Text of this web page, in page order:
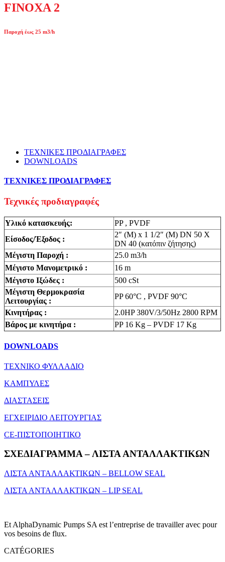
FINOXA 2
Παροχή έως 25 m3/h
ΤΕΧΝΙΚΕΣ ΠΡΟΔΙΑΓΡΑΦΕΣ
DOWNLOADS
ΤΕΧΝΙΚΕΣ ΠΡΟΔΙΑΓΡΑΦΕΣ
Τεχνικές προδιαγραφές
Υλικό κατασκευής:
PP , PVDF
Είσοδος/Έξοδος :
2″ (M) x 1 1/2″ (M) DN 50 X
DN 40 (κατόπιν ζήτησης)
Μέγιστη Παροχή :
25.0 m3/h
Μέγιστο Μανομετρικό :
16 m
Μέγιστο Ιξώδες :
500 cSt
Μέγιστη Θερμοκρασία
Λειτουργίας :
PP 60°C , PVDF 90°C
Κινητήρας :
2.0HP 380V/3/50Hz 2800 RPM
Βάρος με κινητήρα :
PP 16 Kg – PVDF 17 Kg
DOWNLOADS
ΤΕΧΝΙΚΟ ΦΥΛΛΑΔΙΟ
ΚΑΜΠΥΛΕΣ
ΔΙΑΣΤΑΣΕΙΣ
ΕΓΧΕΙΡΙΔΙΟ ΛΕΙΤΟΥΡΓΙΑΣ
CE-ΠΙΣΤΟΠΟΙΗΤΙΚΟ
ΣΧΕΔΙΑΓΡΑΜΜΑ – ΛΙΣΤΑ ΑΝΤΑΛΛΑΚΤΙΚΩΝ
ΛΙΣΤΑ ΑΝΤΑΛΛΑΚΤΙΚΩΝ – BELLOW SEAL
ΛΙΣΤΑ ΑΝΤΑΛΛΑΚΤΙΚΩΝ – LIP SEAL
Et AlphaDynamic Pumps SA est l’entreprise de travailler avec pour
vos besoins de flux.
CATÉGORIES